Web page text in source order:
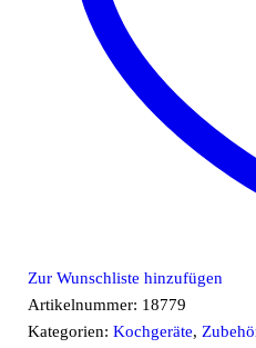
Zur Wunschliste hinzufügen
Artikelnummer: 18779
Kategorien:Kochgeräte,